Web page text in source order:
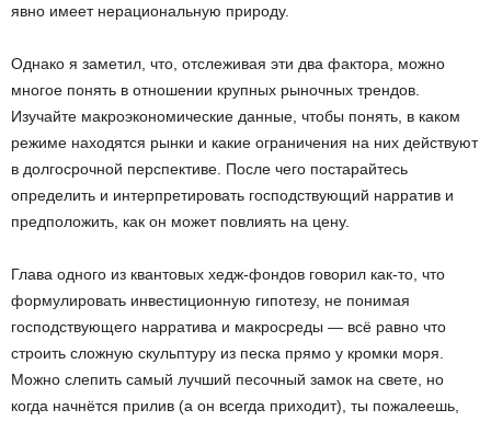
явно имеет нерациональную природу.
Однако я заметил, что, отслеживая эти два фактора, можно
многое понять в отношении крупных рыночных трендов.
Изучайте макроэкономические данные, чтобы понять, в каком
режиме находятся рынки и какие ограничения на них действуют
в долгосрочной перспективе. После чего постарайтесь
определить и интерпретировать господствующий нарратив и
предположить, как он может повлиять на цену.
Глава одного из квантовых хедж-фондов говорил как-то, что
формулировать инвестиционную гипотезу, не понимая
господствующего нарратива и макросреды — всё равно что
строить сложную скульптуру из песка прямо у кромки моря.
Можно слепить самый лучший песочный замок на свете, но
когда начнётся прилив (а он всегда приходит), ты пожалеешь,